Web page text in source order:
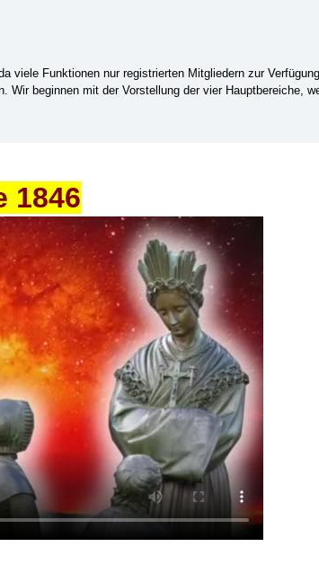
viele Funktionen nur registrierten Mitgliedern zur
beginnen mit der Vorstellung der vier Hauptbereiche,
1846